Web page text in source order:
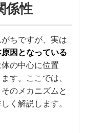
係性
ちですが、実は
因となっている
の中心に位置
す。ここでは、
のメカニズムと
く解説します。